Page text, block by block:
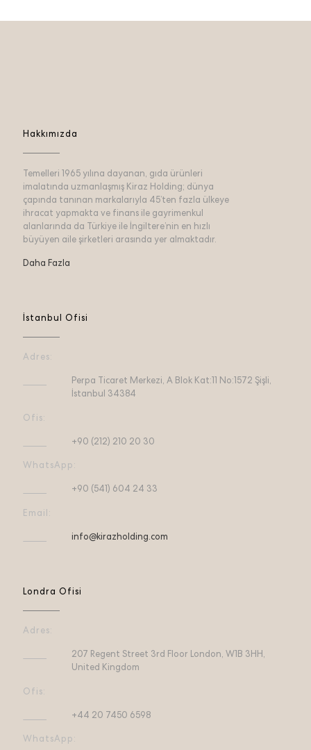
Hakkımızda
Temelleri 1965 yılına dayanan, gıda ürünleri
imalatında uzmanlaşmış Kiraz Holding; dünya
çapında tanınan markalarıyla 45’ten fazla ülkeye
ihracat yapmakta ve finans ile gayrimenkul
alanlarında da Türkiye ile İngiltere’nin en hızlı
büyüyen aile şirketleri arasında yer almaktadır.
Daha Fazla
İstanbul Ofisi
Adres:
Perpa Ticaret Merkezi, A Blok Kat:11 No:1572 Şişli,
İstanbul 34384
Ofis:
+90 (212) 210 20 30
WhatsApp:
+90 (541) 604 24 33
Email:
info@kirazholding.com
Londra Ofisi
Adres:
207 Regent Street 3rd Floor London, W1B 3HH,
United Kingdom
Ofis:
+44 20 7450 6598
WhatsApp: